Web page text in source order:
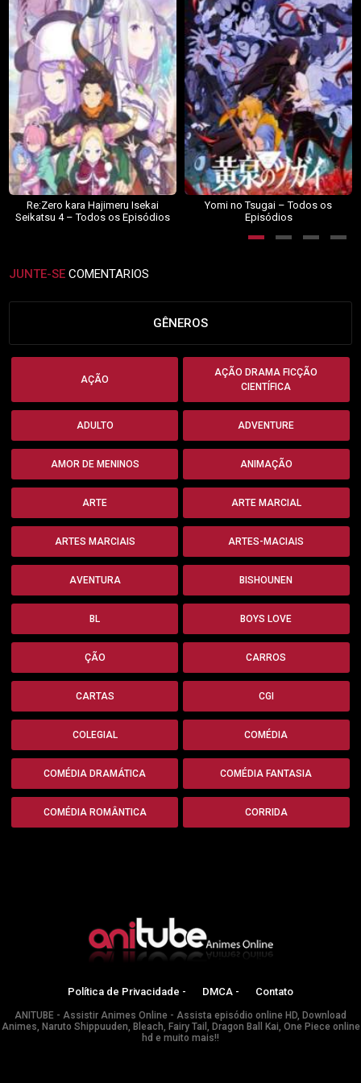
Re:Zero kara Hajimeru Isekai
Seikatsu 4 – Todos os Episódios
Yomi no Tsugai – Todos os
Episódios
JUNTE-SE COMENTARIOS
GÊNEROS
AÇÃO
AÇÃO DRAMA FICÇÃO
CIENTÍFICA
ADULTO ADVENTURE
AMOR DE MENINOS ANIMAÇÃO
ARTE ARTE MARCIAL
ARTES MARCIAIS ARTES-MACIAIS
AVENTURA BISHOUNEN
BL BOYS LOVE
ÇÃO CARROS
CARTAS CGI
COLEGIAL COMÉDIA
COMÉDIA DRAMÁTICA COMÉDIA FANTASIA
COMÉDIA ROMÂNTICA CORRIDA
Política de Privacidade - DMCA - Contato
ANITUBE - Assistir Animes Online - Assista episódio online HD, Download
Animes, Naruto Shippuuden, Bleach, Fairy Tail, Dragon Ball Kai, One Piece online
hd e muito mais!!